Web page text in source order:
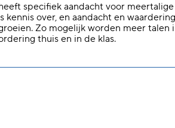
specifiek aandacht voor
kennis over, en aandacht en
Zo mogelijk worden meer talen
thuis en in de klas.